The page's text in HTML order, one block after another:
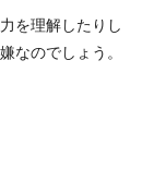
を理解したりし
なのでしょう。